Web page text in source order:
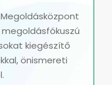
kiegészítő
önismereti